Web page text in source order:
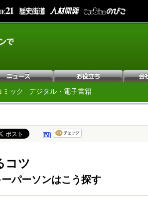
ミック デジタル・電子書籍
コツ
パーソンはこう探す